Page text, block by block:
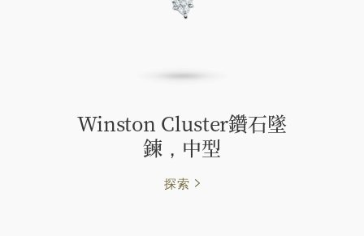
Winston Cluster鑽石墜
鍊，中型
探索